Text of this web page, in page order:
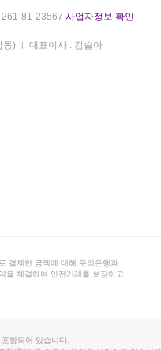
261-81-23567 사업자정보 확인
동)
대표이사 : 김슬아
결제한 금액에 대해 우리은행과
을 체결하여 안전거래를 보장하고
함되어 있습니다.